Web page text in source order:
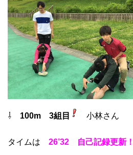
⇩ 100m 3組目 小林さん
タイムは 26’32 自己記録更新！